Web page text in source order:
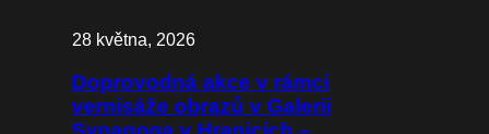
28 května, 2026
Doprovodná akce v rámci
vernisáže obrazů v Galerii